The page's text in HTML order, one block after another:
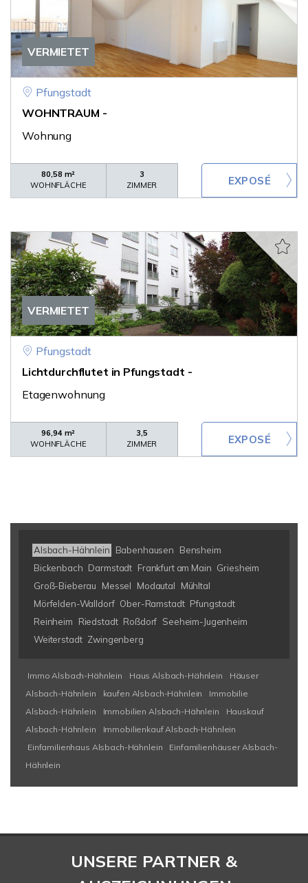
VERMIETET
Pfungstadt
WOHNTRAUM -
Wohnung
80,58 m²
WOHNFLÄCHE
3
ZIMMER
VERMIETET
Pfungstadt
Lichtdurchflutet in Pfungstadt -
Etagenwohnung
96,94 m²
WOHNFLÄCHE
3,5
ZIMMER
Alsbach-Hähnlein Babenhausen
Bensheim
Bickenbach Darmstadt Frankfurt am Main Griesheim
Groß-Bieberau
Messel Modautal
Mühltal
Mörfelden-Walldorf Ober-Ramstadt Pfungstadt
Reinheim
Riedstadt Roßdorf Seeheim-Jugenheim
Weiterstadt Zwingenberg
Immo Alsbach-Hähnlein Haus Alsbach-Hähnlein
Häuser
Alsbach-Hähnlein
kaufen Alsbach-Hähnlein
Immobilie
Alsbach-Hähnlein
Immobilien Alsbach-Hähnlein
Hauskauf
Alsbach-Hähnlein
Immobilienkauf Alsbach-Hähnlein
Einfamilienhaus Alsbach-Hähnlein
Einfamilienhäuser Alsbach-
Hähnlein
UNSERE PARTNER &